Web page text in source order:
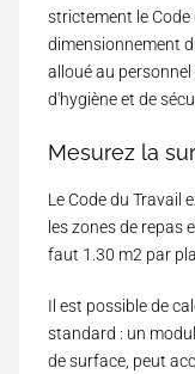
strictement le Code
dimensionnement
alloué au
d'hygiène et de
Mesurez la
Le Code du Travail
les zones de repas
faut 1.30 m2 par
Il est possible de
standard : un
de surface, peut